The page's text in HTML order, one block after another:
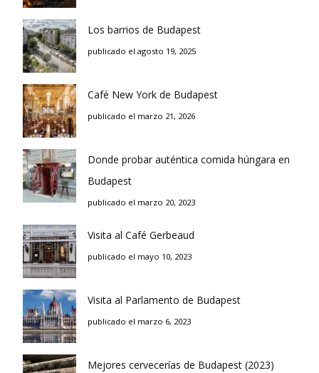
Los barrios de Budapest
publicado el agosto 19, 2025
Café New York de Budapest
publicado el marzo 21, 2026
Donde probar auténtica comida húngara en
Budapest
publicado el marzo 20, 2023
Visita al Café Gerbeaud
publicado el mayo 10, 2023
Visita al Parlamento de Budapest
publicado el marzo 6, 2023
Mejores cervecerías de Budapest (2023)